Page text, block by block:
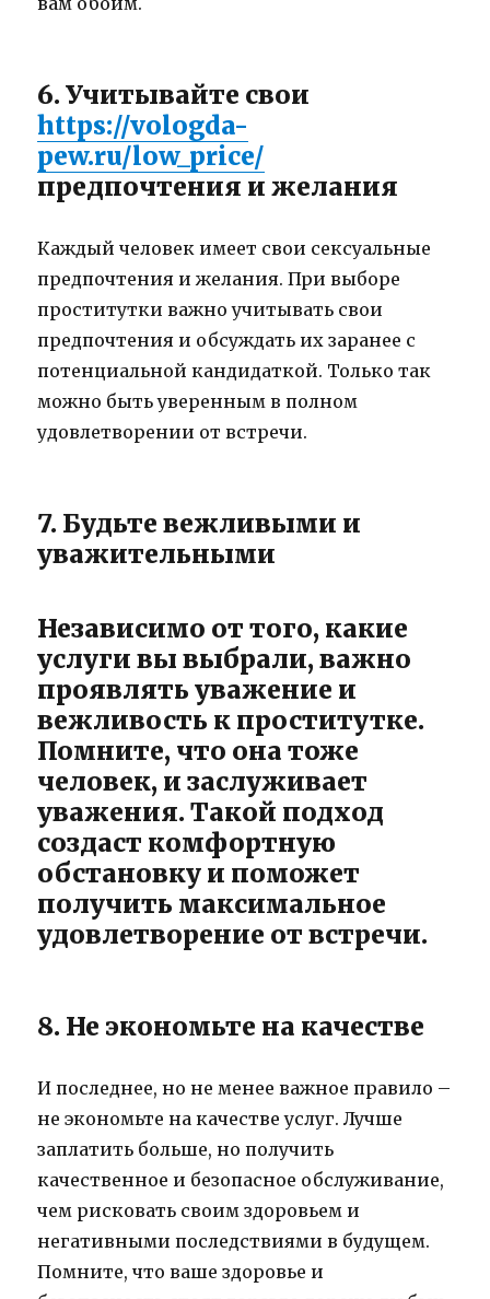
6. Учитывайте свои
https://vologda-
pew.ru/low_price/
предпочтения и желания
Каждый человек имеет свои сексуальные
предпочтения и желания. При выборе
проститутки важно учитывать свои
предпочтения и обсуждать их заранее с
потенциальной кандидаткой. Только так
можно быть уверенным в полном
удовлетворении от встречи.
7. Будьте вежливыми и
уважительными
Независимо от того, какие
услуги вы выбрали, важно
проявлять уважение и
вежливость к проститутке.
Помните, что она тоже
человек, и заслуживает
уважения. Такой подход
создаст комфортную
обстановку и поможет
получить максимальное
удовлетворение от встречи.
8. Не экономьте на качестве
И последнее, но не менее важное правило –
не экономьте на качестве услуг. Лучше
заплатить больше, но получить
качественное и безопасное обслуживание,
чем рисковать своим здоровьем и
негативными последствиями в будущем.
Помните, что ваше здоровье и